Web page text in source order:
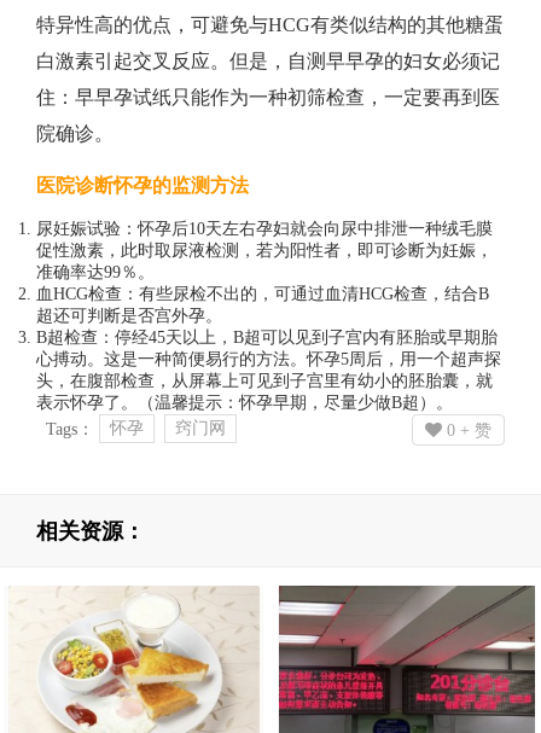
特异性高的优点，可避免与HCG有类似结构的其他糖蛋
白激素引起交叉反应。但是，自测早早孕的妇女必须记
住：早早孕试纸只能作为一种初筛检查，一定要再到医
院确诊。
医院诊断怀孕的监测方法
尿妊娠试验：怀孕后10天左右孕妇就会向尿中排泄一种绒毛膜
促性激素，此时取尿液检测，若为阳性者，即可诊断为妊娠，
准确率达99％。
血HCG检查：有些尿检不出的，可通过血清HCG检查，结合B
超还可判断是否宫外孕。
B超检查：停经45天以上，B超可以见到子宫内有胚胎或早期胎
心搏动。这是一种简便易行的方法。怀孕5周后，用一个超声探
头，在腹部检查，从屏幕上可见到子宫里有幼小的胚胎囊，就
表示怀孕了。（温馨提示：怀孕早期，尽量少做B超）。
Tags：
怀孕 窍门网 0 + 赞
相关资源：